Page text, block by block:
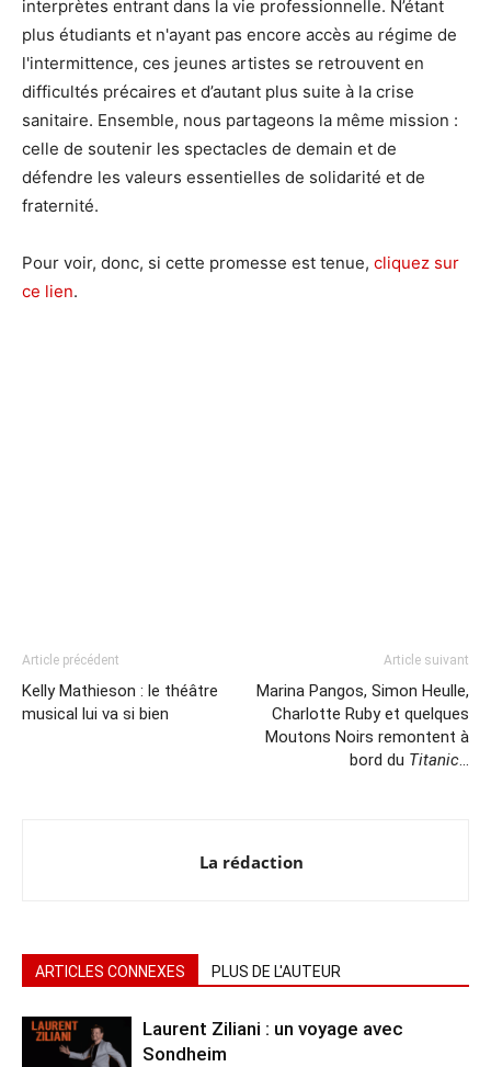
interprètes entrant dans la vie professionnelle. N’étant
plus étudiants et n'ayant pas encore accès au régime de
l'intermittence, ces jeunes artistes se retrouvent en
difficultés précaires et d’autant plus suite à la crise
sanitaire. Ensemble, nous partageons la même mission :
celle de soutenir les spectacles de demain et de
défendre les valeurs essentielles de solidarité et de
fraternité.
Pour voir, donc, si cette promesse est tenue, cliquez sur
ce lien.
Article précédent
Kelly Mathieson : le théâtre
musical lui va si bien
Article suivant
Marina Pangos, Simon Heulle,
Charlotte Ruby et quelques
Moutons Noirs remontent à
bord du Titanic…
La rédaction
ARTICLES CONNEXES PLUS DE L'AUTEUR
Laurent Ziliani : un voyage avec
Sondheim